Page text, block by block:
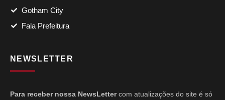
Gotham City
Fala Prefeitura
NEWSLETTER
Para receber nossa NewsLettercom atualizações do site é só